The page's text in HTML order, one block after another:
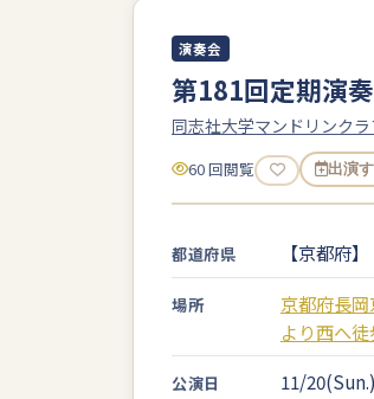
演奏会
第181回定期演
同志社大学マンドリンク
60 回閲覧 出演
都道府県 【京都府】
場所
京都府長
より西へ
公演日 11/20(Sun.)